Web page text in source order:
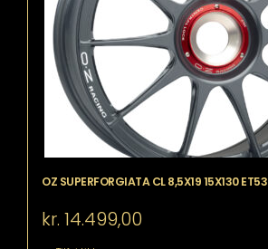
OZ SUPERFORGIATA CL 8,5X19 15X130 ET53
kr. 14.499,00